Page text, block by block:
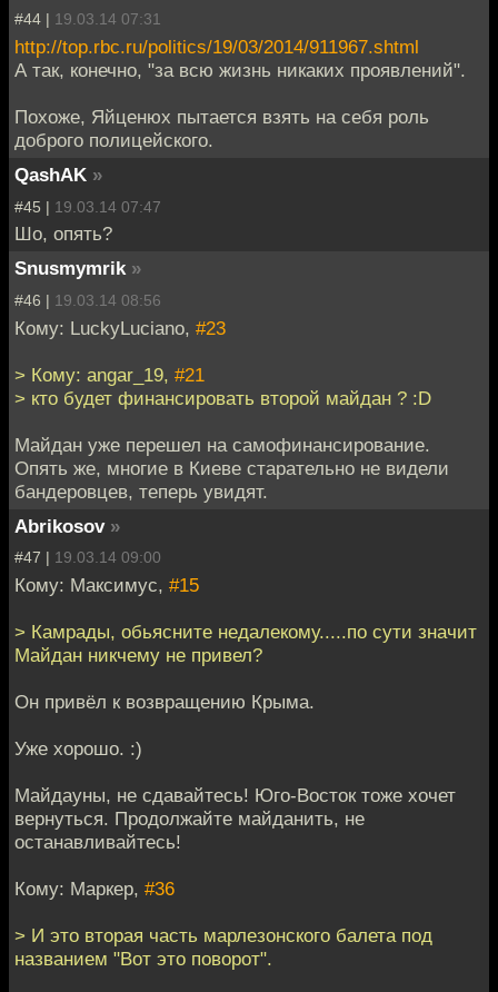
#44 | 19.03.14 07:31
http://top.rbc.ru/politics/19/03/2014/911967.shtml
А так, конечно, "за всю жизнь никаких проявлений".
Похоже, Яйценюх пытается взять на себя роль
доброго полицейского.
QashAK »
#45 | 19.03.14 07:47
Шо, опять?
Snusmymrik »
#46 | 19.03.14 08:56
Кому: LuckyLuciano, #23
> Кому: angar_19, #21
> кто будет финансировать второй майдан ? :D
Майдан уже перешел на самофинансирование.
Опять же, многие в Киеве старательно не видели
бандеровцев, теперь увидят.
Abrikosov »
#47 | 19.03.14 09:00
Кому: Максимус, #15
> Камрады, обьясните недалекому.....по сути значит
Майдан никчему не привел?
Он привёл к возвращению Крыма.
Уже хорошо. :)
Майдауны, не сдавайтесь! Юго-Восток тоже хочет
вернуться. Продолжайте майданить, не
останавливайтесь!
Кому: Маркер, #36
> И это вторая часть марлезонского балета под
названием "Вот это поворот".